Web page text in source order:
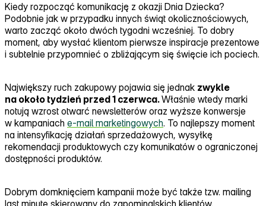
Kiedy rozpocząć komunikację z okazji Dnia Dziecka?
Podobnie jak w przypadku innych świąt okolicznościowych,
warto zacząć około dwóch tygodni wcześniej. To dobry
moment, aby wysłać klientom pierwsze inspiracje prezentowe
i subtelnie przypomnieć o zbliżającym się święcie ich pociech.
Największy ruch zakupowy pojawia się jednak zwykle
na około tydzień przed 1 czerwca.Właśnie wtedy marki
notują wzrost otwarć newsletterów oraz wyższe konwersje
w kampaniach e‑mail marketingowych. To najlepszy moment
na intensyfikację działań sprzedażowych, wysyłkę
rekomendacji produktowych czy komunikatów o ograniczonej
dostępności produktów.
Dobrym domknięciem kampanii może być także tzw. mailing